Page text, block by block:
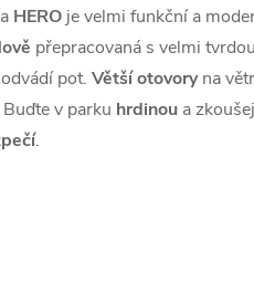
HERO je velmi funkční a
přepracovaná s velmi tvrdou
pot. Větší otovoryna
v parku hrdinou a
.